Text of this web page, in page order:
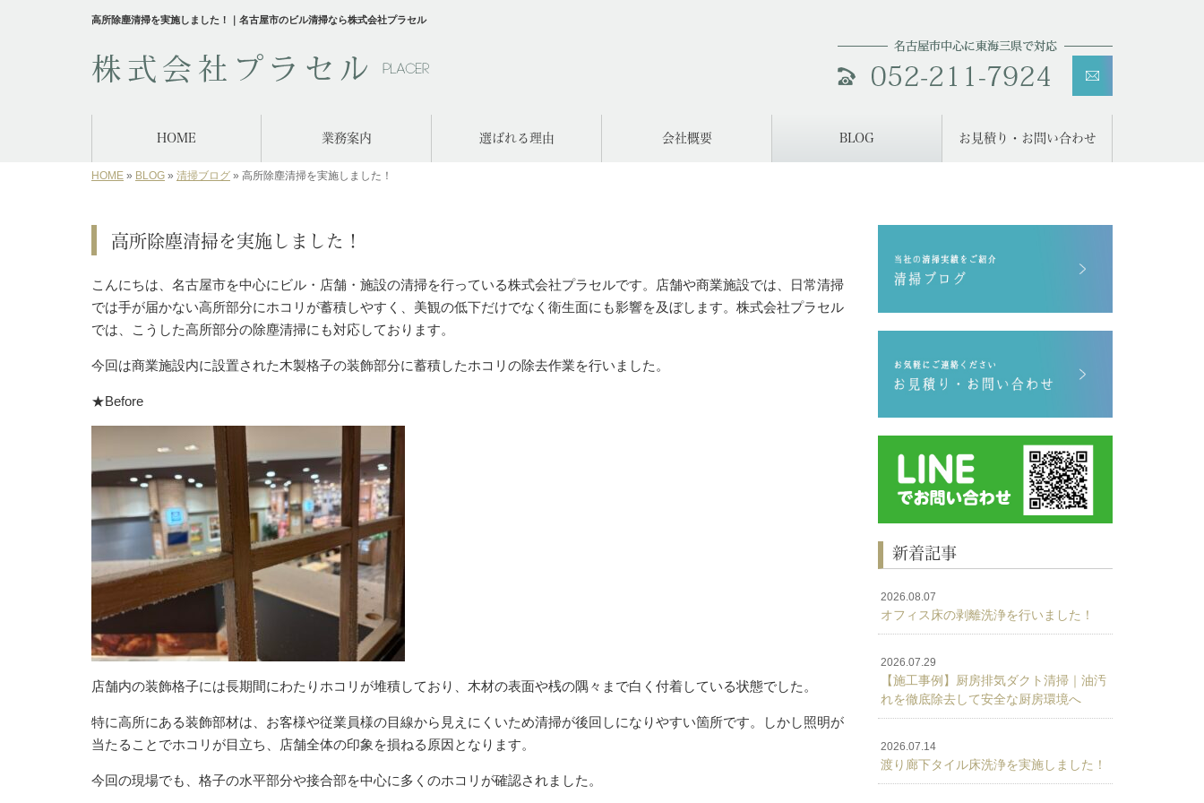
高所除塵清掃を実施しました！｜名古屋市のビル清掃なら株式会社プラセル
HOME 業務案内 選ばれる理由 会社概要 BLOG お見積り・お問い合わせ
HOME » BLOG » 清掃ブログ » 高所除塵清掃を実施しました！
高所除塵清掃を実施しました！
こんにちは、名古屋市を中心にビル・店舗・施設の清掃を行っている株式会社プラセルです。店舗や商業施設では、日常清掃
では手が届かない高所部分にホコリが蓄積しやすく、美観の低下だけでなく衛生面にも影響を及ぼします。株式会社プラセル
では、こうした高所部分の除塵清掃にも対応しております。
今回は商業施設内に設置された木製格子の装飾部分に蓄積したホコリの除去作業を行いました。
★Before
店舗内の装飾格子には長期間にわたりホコリが堆積しており、木材の表面や桟の隅々まで白く付着している状態でした。
特に高所にある装飾部材は、お客様や従業員様の目線から見えにくいため清掃が後回しになりやすい箇所です。しかし照明が
当たることでホコリが目立ち、店舗全体の印象を損ねる原因となります。
今回の現場でも、格子の水平部分や接合部を中心に多くのホコリが確認されました。
新着記事
2026.08.07
オフィス床の剥離洗浄を行いました！
2026.07.29
【施工事例】厨房排気ダクト清掃｜油汚
れを徹底除去して安全な厨房環境へ
2026.07.14
渡り廊下タイル床洗浄を実施しました！